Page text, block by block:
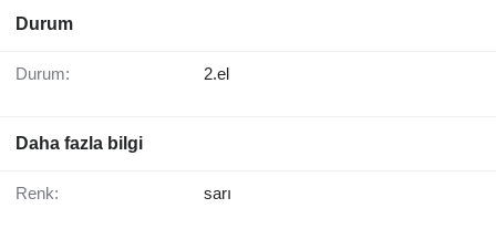
Durum
Durum: 2.el
Daha fazla bilgi
Renk: sarı